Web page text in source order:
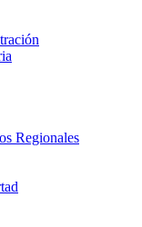
Regionales